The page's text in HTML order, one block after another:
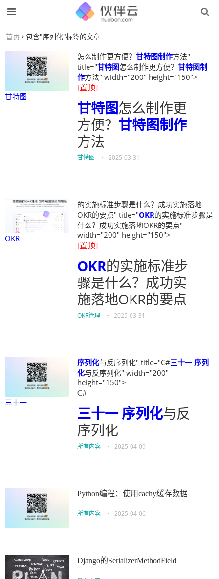
首页 包含"序列化"标签的文章
甘特图
怎么制作更方便？ 甘特图制作方法"
title="甘特图怎么制作更方便？ 甘特图制
作方法" width="200" height="150">
[置顶]
甘特图怎么制作更
方便？ 甘特图制作
方法
甘特图 • 2025-03-31
OKR
的实施标准步骤是什么？成功实施落地
OKR的要点" title="OKR的实施标准步骤是
什么？成功实施落地OKR的要点"
width="200" height="150">
[置顶]
OKR的实施标准步
骤是什么？成功实
施落地OKR的要点
OKR管理 • 2025-03-31
三十一
序列化与反序列化" title="C#三十一 序列
化与反序列化" width="200"
height="150">
C#
三十一 序列化与反
序列化
所有内容 • 2025-04-09
Python编程：使用cachy缓存数据
所有内容 • 2025-04-06
Django的SerializerMethodField